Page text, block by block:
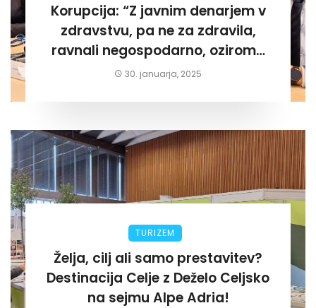
Korupcija: “Z javnim denarjem v
zdravstvu, pa ne za zdravila,
ravnali negospodarno, oziroma
za lastni žep. Tokrat na Žalskem«
30. januarja, 2025
TURIZEM
Želja, cilj ali samo prestavitev?
Destinacija Celje z Deželo Celjsko
na sejmu Alpe Adria!